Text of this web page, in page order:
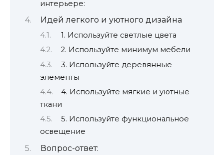
интерьере:
Идей легкого и уютного дизайна
1. Используйте светлые цвета
2. Используйте минимум мебели
3. Используйте деревянные
элементы
4. Используйте мягкие и уютные
ткани
5. Используйте функциональное
освещение
Вопрос-ответ: